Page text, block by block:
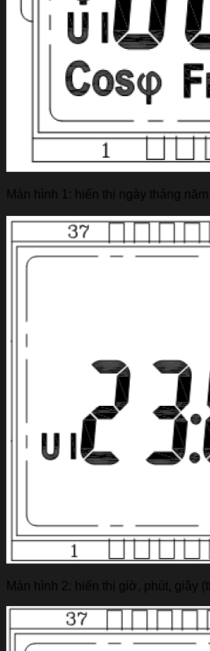
Màn hình 1: hiển thị ngày tháng
Màn hình 2: hiển thị giờ, phút, giây